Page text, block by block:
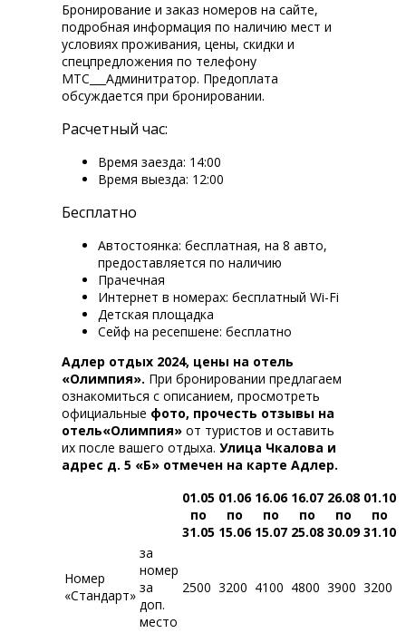
Бронирование и заказ номеров на сайте,
подробная информация по наличию мест и
условиях проживания, цены, скидки и
спецпредложения по телефону
МТС___Админитратор. Предоплата
обсуждается при бронировании.
Расчетный час:
Время заезда: 14:00
Время выезда: 12:00
Бесплатно
Автостоянка: бесплатная, на 8 авто,
предоставляется по наличию
Прачечная
Интернет в номерах: бесплатный Wi-Fi
Детская площадка
Сейф на ресепшене: бесплатно
Адлер отдых 2024, цены на отель
«Олимпия». При бронировании предлагаем
ознакомиться с описанием, просмотреть
официальные фото, прочесть отзывы на
отель«Олимпия» от туристов и оставить
их после вашего отдыха. Улица Чкалова и
адрес д. 5 «Б» отмечен на карте Адлер.
01.05
по
31.05
01.06
по
15.06
16.06
по
15.07
16.07
по
25.08
26.08
по
30.09
01.10
по
31.10
Номер
«Стандарт»
за
номер
за
доп.
место
2500 3200 4100 4800 3900 3200